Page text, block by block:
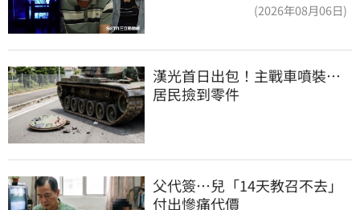
(2026年08月06日)
漢光首日出包！主戰車噴裝…
居民撿到零件
父代簽…兒「14天教召不去」
付出慘痛代價